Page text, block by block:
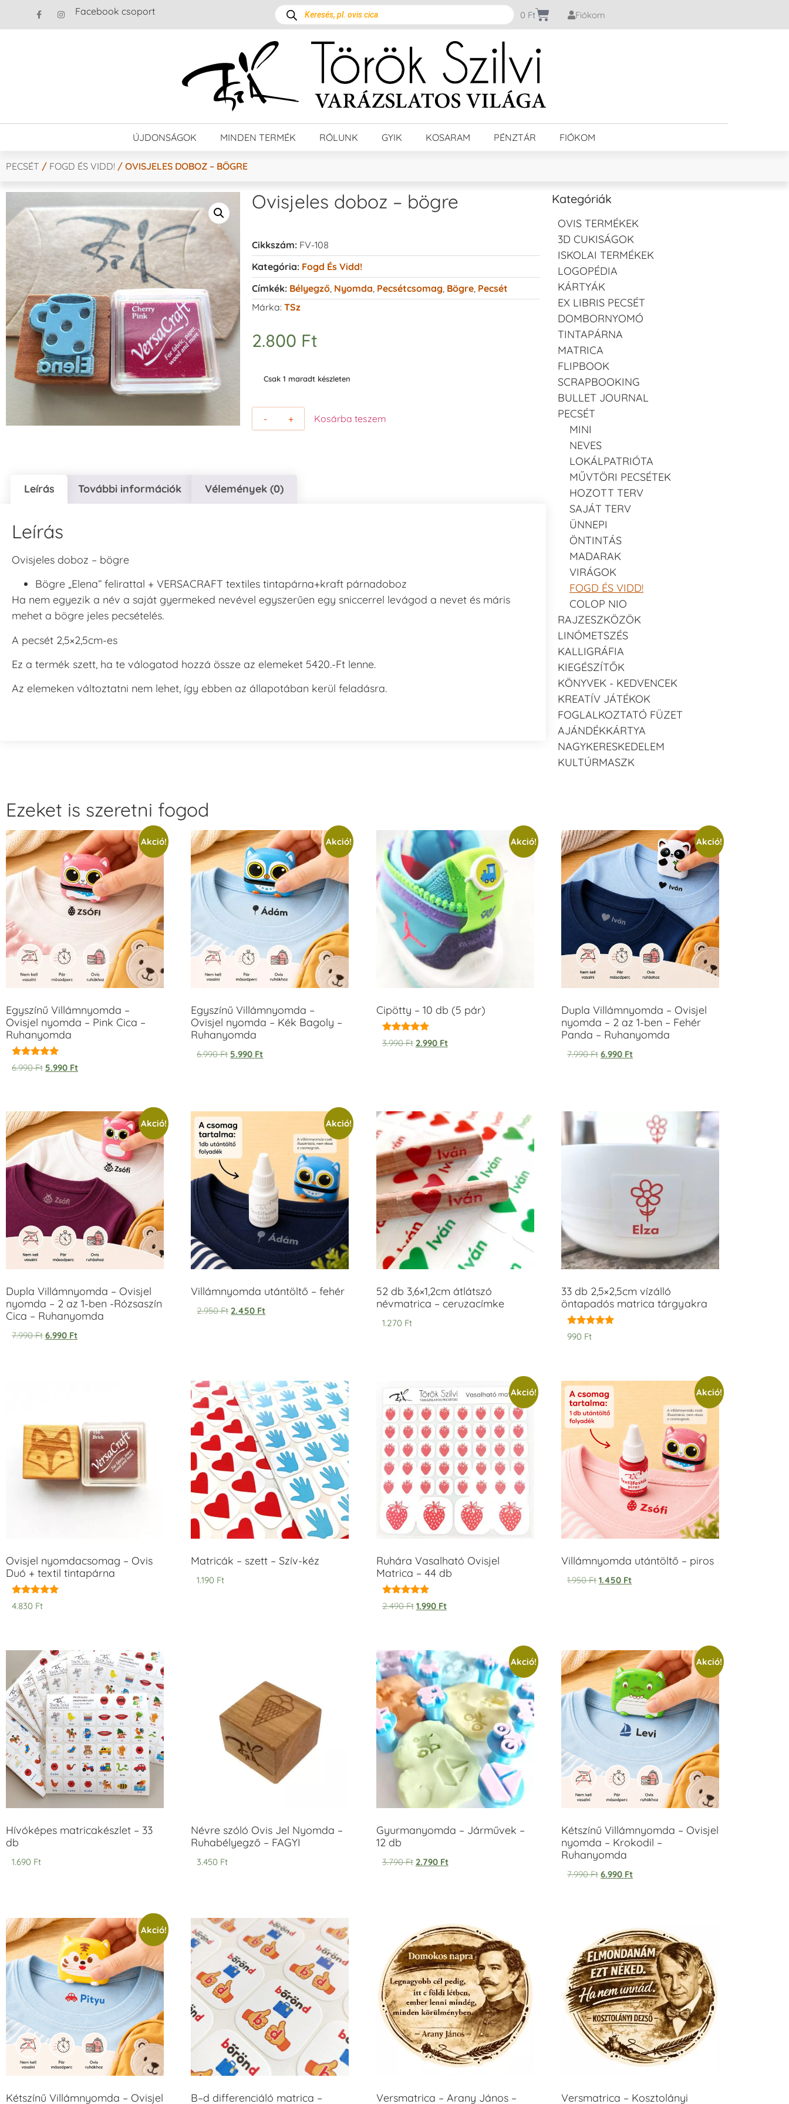
Facebook csoport 0 Ft Fiókom
ÚJDONSÁGOK MINDEN TERMÉK RÓLUNK GYIK KOSARAM PÉNZTÁR FIÓKOM
PECSÉT / FOGD ÉS VIDD! / OVISJELES DOBOZ – BÖGRE
Ovisjeles doboz – bögre
Cikkszám: FV-108
Kategória: Fogd És Vidd!
Címkék: Bélyegző, Nyomda Pecsétcsomag, Bögre, Pecsét
Márka: TSz
2.800 Ft
Csak 1 maradt készleten
- + Kosárba teszem
Leírás További információk Vélemények (0)
Leírás
Ovisjeles doboz – bögre
Bögre „Elena” felirattal + VERSACRAFT textiles tintapárna+kraft párnadoboz
Ha nem egyezik a név a saját gyermeked nevével egyszerűen egy sniccerrel levágod a nevet és máris
mehet a bögre jeles pecsételés.
A pecsét 2,5×2,5cm-es
Ez a termék szett, ha te válogatod hozzá össze az elemeket 5420.-Ft lenne.
Az elemeken változtatni nem lehet, így ebben az állapotában kerül feladásra.
Kategóriák
OVIS TERMÉKEK
3D CUKISÁGOK
ISKOLAI TERMÉKEK
LOGOPÉDIA
KÁRTYÁK
EX LIBRIS PECSÉT
DOMBORNYOMÓ
TINTAPÁRNA
MATRICA
FLIPBOOK
SCRAPBOOKING
BULLET JOURNAL
PECSÉT
MINI
NEVES
LOKÁLPATRIÓTA
MŰVTÖRI PECSÉTEK
HOZOTT TERV
SAJÁT TERV
ÜNNEPI
ÖNTINTÁS
MADARAK
VIRÁGOK
FOGD ÉS VIDD!
COLOP NIO
RAJZESZKÖZÖK
LINÓMETSZÉS
KALLIGRÁFIA
KIEGÉSZÍTŐK
KÖNYVEK - KEDVENCEK
KREATÍV JÁTÉKOK
FOGLALKOZTATÓ FÜZET
AJÁNDÉKKÁRTYA
NAGYKERESKEDELEM
KULTÚRMASZK
Ezeket is szeretni fogod
Akció!
Egyszínű Villámnyomda –
Ovisjel nyomda – Pink Cica –
Ruhanyomda
Értékelés:
5.00
6.990Ft 5.990 Ft
Akció!
Egyszínű Villámnyomda –
Ovisjel nyomda – Kék Bagoly –
Ruhanyomda
6.990Ft 5.990 Ft
Akció!
Cipötty – 10 db (5 pár)
Értékelés:
5.00
3.990Ft 2.990 Ft
Akció!
Dupla Villámnyomda – Ovisjel
nyomda – 2 az 1-ben – Fehér
Panda – Ruhanyomda
7.990Ft 6.990 Ft
Akció!
Dupla Villámnyomda – Ovisjel
nyomda – 2 az 1-ben -Rózsaszín
Cica – Ruhanyomda
7.990Ft 6.990 Ft
Akció!
Villámnyomda utántöltő – fehér
2.950Ft 2.450 Ft
52 db 3,6×1,2cm átlátszó
névmatrica – ceruzacímke
1.270 Ft
33 db 2,5×2,5cm vízálló
öntapadós matrica tárgyakra
Értékelés:
5.00
990 Ft
Ovisjel nyomdacsomag – Ovis
Duó + textil tintapárna
Értékelés:
5.00
4.830 Ft
Matricák – szett – Szív-kéz
1.190 Ft
Akció!
Ruhára Vasalható Ovisjel
Matrica – 44 db
Értékelés:
5.00
2.490Ft 1.990 Ft
Akció!
Villámnyomda utántöltő – piros
1.950Ft 1.450 Ft
Hívóképes matricakészlet – 33
db
1.690 Ft
Névre szóló Ovis Jel Nyomda –
Ruhabélyegző – FAGYI
3.450 Ft
Akció!
Gyurmanyomda – Járművek –
12 db
3.790Ft 2.790 Ft
Akció!
Kétszínű Villámnyomda – Ovisjel
nyomda – Krokodil –
Ruhanyomda
7.990Ft 6.990 Ft
Akció!
Kétszínű Villámnyomda – Ovisjel
B–d differenciáló matrica –
Versmatrica – Arany János –
Versmatrica – Kosztolányi